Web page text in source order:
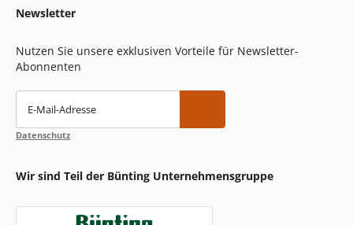
Newsletter
Nutzen Sie unsere exklusiven Vorteile für Newsletter-
Abonnenten
E-Mail-Adresse
Datenschutz
Wir sind Teil der Bünting Unternehmensgruppe